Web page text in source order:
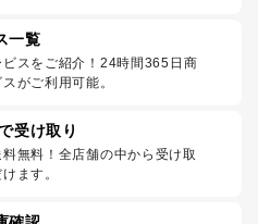
一覧
スをご紹介！24時間365日商
がご利用可能。
受け取り
無料！全店舗の中から受け取
ます。